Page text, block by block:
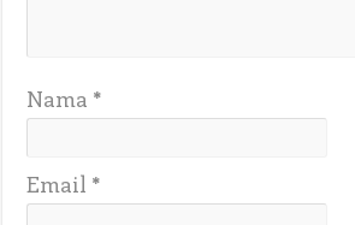
Nama *
Email *